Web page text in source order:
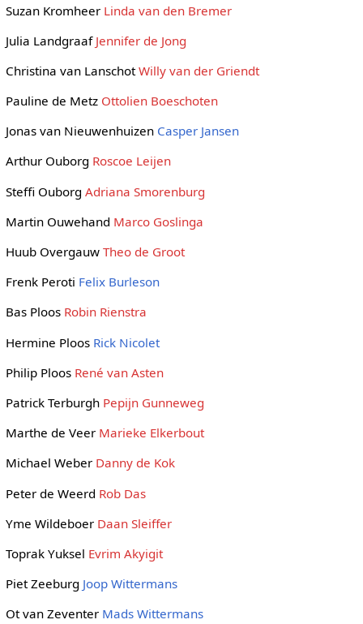
Suzan Kromheer Linda van den Bremer
Julia Landgraaf Jennifer de Jong
Christina van LanschotWilly van der Griendt
Pauline de Metz Ottolien Boeschoten
Jonas van Nieuwenhuizen Casper Jansen
Arthur Ouborg Roscoe Leijen
Steffi Ouborg Adriana Smorenburg
Martin Ouwehand Marco Goslinga
Huub Overgauw Theo de Groot
Frenk Peroti Felix Burleson
Bas Ploos Robin Rienstra
Hermine Ploos Rick Nicolet
Philip Ploos René van Asten
Patrick Terburgh Pepijn Gunneweg
Marthe de Veer Marieke Elkerbout
Michael Weber Danny de Kok
Peter de Weerd Rob Das
Yme Wildeboer Daan Sleiffer
Toprak Yuksel Evrim Akyigit
Piet Zeeburg Joop Wittermans
Ot van Zeventer Mads Wittermans